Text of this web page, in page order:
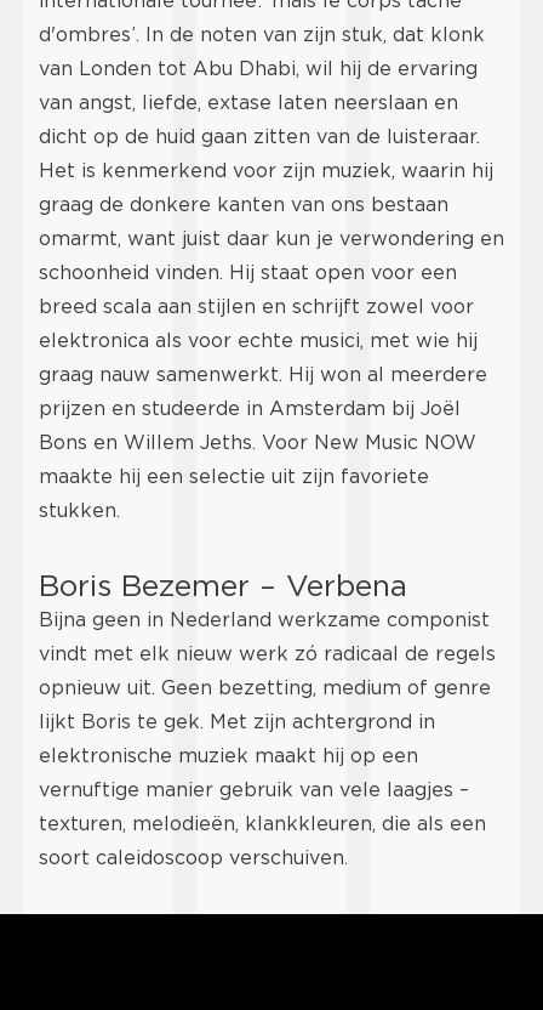
d'ombres’. In de noten van zijn stuk, dat klonk
van Londen tot Abu Dhabi, wil hij de ervaring
van angst, liefde, extase laten neerslaan en
dicht op de huid gaan zitten van de luisteraar.
Het is kenmerkend voor zijn muziek, waarin hij
graag de donkere kanten van ons bestaan
omarmt, want juist daar kun je verwondering en
schoonheid vinden. Hij staat open voor een
breed scala aan stijlen en schrijft zowel voor
elektronica als voor echte musici, met wie hij
graag nauw samenwerkt. Hij won al meerdere
prijzen en studeerde in Amsterdam bij Joël
Bons en Willem Jeths. Voor New Music NOW
maakte hij een selectie uit zijn favoriete
stukken.
Boris Bezemer – Verbena
Bijna geen in Nederland werkzame componist
vindt met elk nieuw werk zó radicaal de regels
opnieuw uit. Geen bezetting, medium of genre
lijkt Boris te gek. Met zijn achtergrond in
elektronische muziek maakt hij op een
vernuftige manier gebruik van vele laagjes –
texturen, melodieën, klankkleuren, die als een
soort caleidoscoop verschuiven.